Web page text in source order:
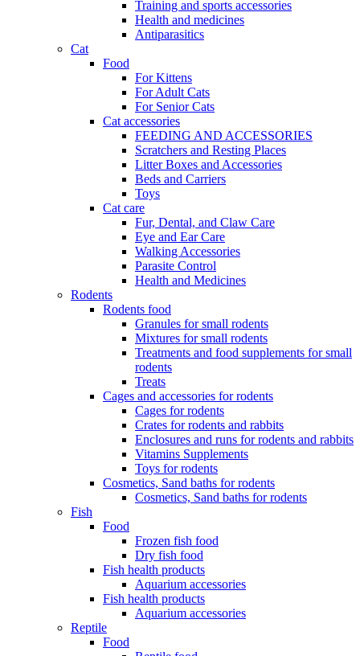
Training and sports accessories
Health and medicines
Antiparasitics
Cat
Food
For Kittens
For Adult Cats
For Senior Cats
Cat accessories
FEEDING AND ACCESSORIES
Scratchers and Resting Places
Litter Boxes and Accessories
Beds and Carriers
Toys
Cat care
Fur, Dental, and Claw Care
Eye and Ear Care
Walking Accessories
Parasite Control
Health and Medicines
Rodents
Rodents food
Granules for small rodents
Mixtures for small rodents
Treatments and food supplements for small
rodents
Treats
Cages and accessories for rodents
Cages for rodents
Сrates for rodents and rabbits
Enclosures and runs for rodents and rabbits
Vitamins Supplements
Toys for rodents
Cosmetics, Sand baths for rodents
Cosmetics, Sand baths for rodents
Fish
Food
Frozen fish food
Dry fish food
Fish health products
Aquarium accessories
Fish health products
Aquarium accessories
Reptile
Food